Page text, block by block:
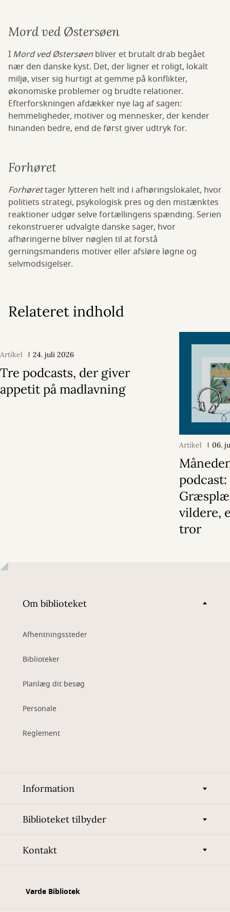
Mord ved Østersøen
I Mord ved Østersøen bliver et brutalt drab begået
nær den danske kyst. Det, der ligner et roligt, lokalt
miljø, viser sig hurtigt at gemme på konflikter,
økonomiske problemer og brudte relationer.
Efterforskningen afdækker nye lag af sagen:
hemmeligheder, motiver og mennesker, der kender
hinanden bedre, end de først giver udtryk for.
Forhøret
Forhørettager lytteren helt ind i afhøringslokalet, hvor
politiets strategi, psykologisk pres og den mistænktes
reaktioner udgør selve fortællingens spænding. Serien
rekonstruerer udvalgte danske sager, hvor
afhøringerne bliver nøglen til at forstå
gerningsmandens motiver eller afsløre løgne og
selvmodsigelser.
Relateret indhold
Artikel 24. juli 2026
Tre podcasts, der giver
appetit på madlavning
Artikel 06.
podcast:
vildere,
tror
Om biblioteket
Afhentningssteder
Biblioteker
Planlæg dit besøg
Personale
Reglement
Information
Biblioteket tilbyder
Kontakt
Varde Bibliotek